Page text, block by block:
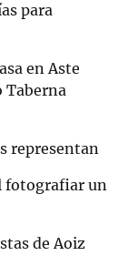
para
en Aste
Taberna
representan
fotografiar un
de Aoiz